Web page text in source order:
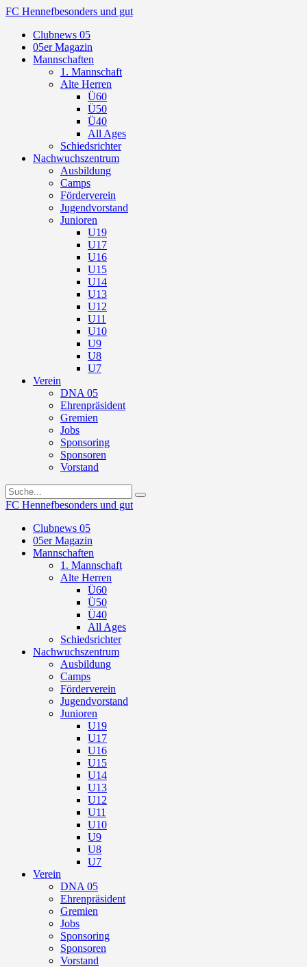
FC Hennefbesonders und gut
Clubnews 05
05er Magazin
Mannschaften
1. Mannschaft
Alte Herren
Ü60
Ü50
Ü40
All Ages
Schiedsrichter
Nachwuchszentrum
Ausbildung
Camps
Förderverein
Jugendvorstand
Junioren
U19
U17
U16
U15
U14
U13
U12
U11
U10
U9
U8
U7
Verein
DNA 05
Ehrenpräsident
Gremien
Jobs
Sponsoring
Sponsoren
Vorstand
FC Hennefbesonders und gut
Clubnews 05
05er Magazin
Mannschaften
1. Mannschaft
Alte Herren
Ü60
Ü50
Ü40
All Ages
Schiedsrichter
Nachwuchszentrum
Ausbildung
Camps
Förderverein
Jugendvorstand
Junioren
U19
U17
U16
U15
U14
U13
U12
U11
U10
U9
U8
U7
Verein
DNA 05
Ehrenpräsident
Gremien
Jobs
Sponsoring
Sponsoren
Vorstand